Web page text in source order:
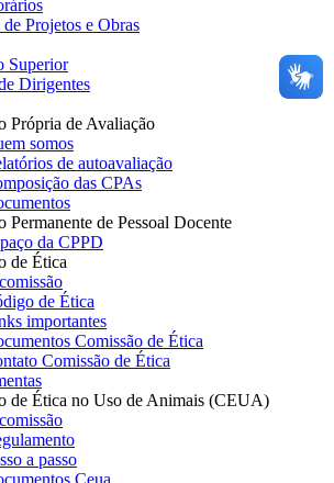
Projetos e Obras
Superior
Dirigentes
Própria de Avaliação
somos
de autoavaliação
das CPAs
Permanente de Pessoal Docente
da CPPD
de Ética
de Ética
importantes
Comissão de Ética
Comissão de Ética
de Ética no Uso de Animais (CEUA)
a passo
Ceua